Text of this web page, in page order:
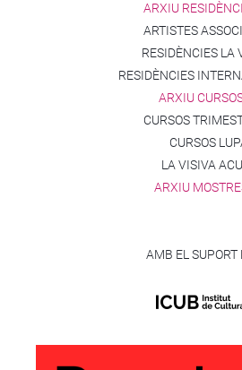
ARXIU
ARTISTES
RESIDÈNCIES LA
RESIDÈNCIES
ARXIU
CURSOS
CURSOS
LA VISIVA
ARXIU
AMB EL SUPORT